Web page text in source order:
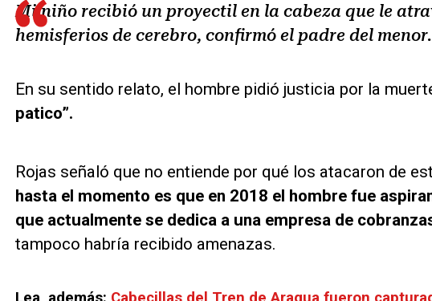
Mi niño recibió un proyectil en la cabeza que le
hemisferios de cerebro, confirmó el padre del menor.
En su sentido relato, el hombre pidió justicia por la
patico”.
Rojas señaló que no entiende por qué los atacaron de
hasta el momento es que en 2018 el hombre fue
que actualmente se dedica a una empresa de
tampoco habría recibido amenazas.